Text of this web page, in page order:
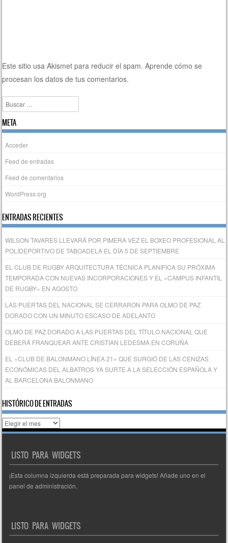
Este sitio usa Akismet para reducir el spam.Aprende cómo se
procesan los datos de tus comentarios.
Buscar
META
Acceder
Feed de entradas
Feed de comentarios
WordPress.org
ENTRADAS RECIENTES
WILSON TAVARES LLEVARÁ POR PIMERA VEZ EL BOXEO PROFESIONAL AL
POLIDEPORTIVO DE TABOADELA EL DÍA 5 DE SEPTIEMBRE
EL CLUB DE RUGBY ARQUITECTURA TÉCNICA PLANIFICA SU PRÓXIMA
TEMPORADA CON NUEVAS INCORPORACIONES Y EL «CAMPUS INFANTIL
DE RUGBY» EN AGOSTO
LAS PUERTAS DEL NACIONAL SE CERRARON PARA OLMO DE PAZ
DORADO CON UN MINUTO ESCASO DE ADELANTO
OLMO DE PAZ DORADO A LAS PUERTAS DEL TÍTULO NACIONAL QUE
DEBERÁ FRANQUEAR ANTE CRISTIAN LEDESMA EN CORUÑA
EL «CLUB DE BALONMANO LÍNEA 21» QUE SURGIÓ DE LAS CENIZAS
ECONÓMICAS DEL ALBATROS YA SURTE A LA SELECCIÓN ESPAÑOLA Y
AL BARCELONA BALONMANO
HISTÓRICO DE ENTRADAS
Histórico
de
LISTO PARA WIDGETS
¡Esta columna izquierda está preparada para widgets! Añade uno en el
panel de administración.
LISTO PARA WIDGETS